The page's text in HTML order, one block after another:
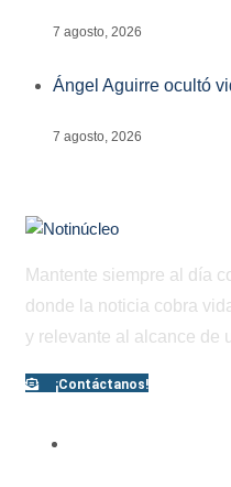
7 agosto, 2026
Ángel Aguirre ocultó
7 agosto, 2026
Mantente siempre al día
donde la noticia cobra
y relevante al alcance de
¡Contáctanos!